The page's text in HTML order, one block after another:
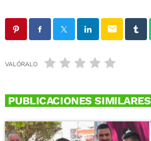
email
VALÓRALO
PUBLICACIONES SIMILARES